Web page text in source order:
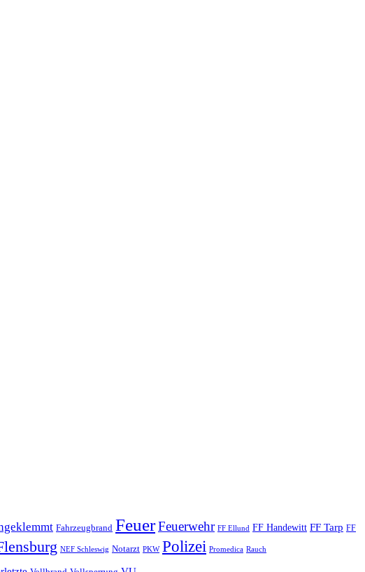
Fahrzeugbrand FeuerFeuerwehr FF Ellund FF Handewitt FF Tarp FF
NEF Schleswig Notarzt PKW Polizei Promedica Rauch